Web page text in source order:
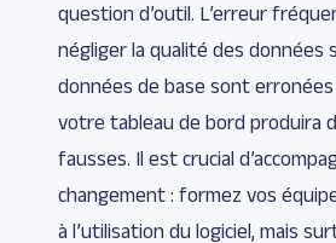
question d’outil. L’erreur
négliger la qualité des données
données de base sont
votre tableau de bord produira
fausses. Il est crucial
changement : formez vos
à l’utilisation du logiciel, mais